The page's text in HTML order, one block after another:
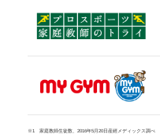
※1 家庭教師生徒数、2016年5月20日産經メディックス調べ